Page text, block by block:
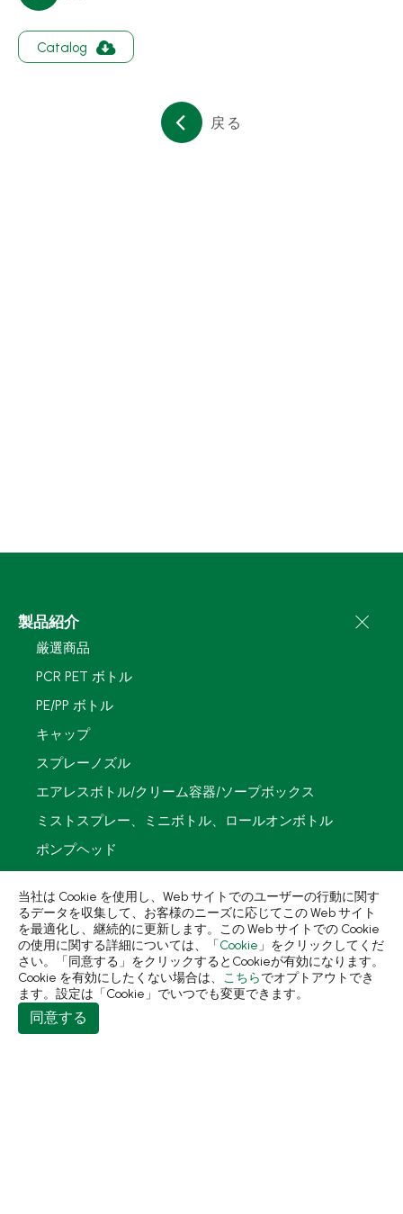
Catalog
戻る
製品紹介
厳選商品
PCR PET ボトル
PE/PP ボトル
キャップ
スプレーノズル
エアレスボトル/クリーム容器/ソープボックス
ミストスプレー、ミニボトル、ロールオンボトル
ポンプヘッド
再生資源製品
技術力
使用用途
持続可能な経営
会社簡介
コンタクト
English
当社は Cookie を使用し、Web サイトでのユーザーの行動に関す
るデータを収集して、お客様のニーズに応じてこの Web サイト
を最適化し、継続的に更新します。この Web サイトでの Cookie
の使用に関する詳細については、「Cookie 」をクリックしてくだ
さい。「同意する」をクリックするとCookieが有効になります。
Cookie を有効にしたくない場合は、 こちらでオプトアウトでき
ます。設定は「Cookie」でいつでも変更できます。
同意する